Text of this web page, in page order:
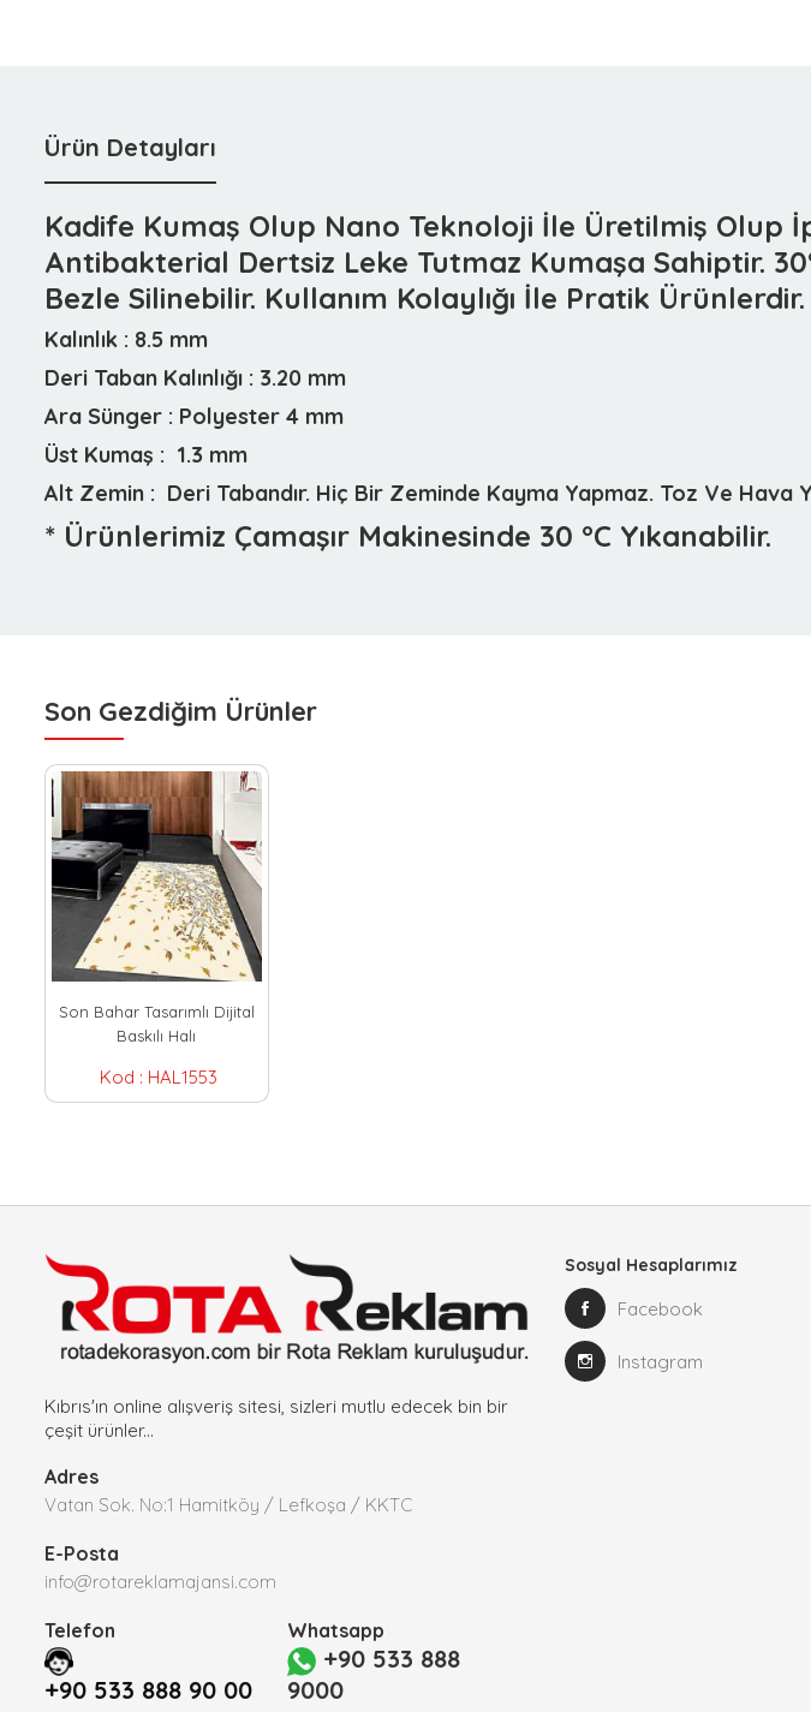
Ürün Detayları
Kadife Kumaş Olup Nano Teknoloji İle Üretilmiş Olup
Antibakterial Dertsiz Leke Tutmaz Kumaşa Sahiptir.
Bezle Silinebilir. Kullanım Kolaylığı İle Pratik Ürünlerdir.
Kalınlık : 8.5 mm
Deri Taban Kalınlığı : 3.20 mm
Ara Sünger : Polyester 4 mm
Üst Kumaş : 1.3 mm
Alt Zemin : Deri Tabandır. Hiç Bir Zeminde Kayma Yapmaz. Toz Ve Hava
* Ürünlerimiz Çamaşır Makinesinde 30 °C Yıkanabilir.
Son Gezdiğim Ürünler
Son Bahar Tasarımlı Dijital
Baskılı Halı
Kod : HAL1553
Kıbrıs'ın online alışveriş sitesi, sizleri mutlu edecek bin bir
çeşit ürünler...
Adres
Vatan Sok. No:1 Hamitköy / Lefkoşa / KKTC
E-Posta
info@rotareklamajansi.com
Telefon
+90 533 888 90 00
Whatsapp
+90 533 888
9000
Sosyal Hesaplarımız
Facebook
Instagram